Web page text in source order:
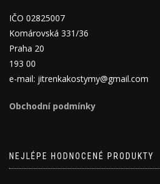
IČO 02825007
Komárovská 331/36
Praha 20
193 00
e-mail: jitrenkakostymy@gmail.com
Obchodní podmínky
NEJLÉPE HODNOCENÉ PRODUKTY